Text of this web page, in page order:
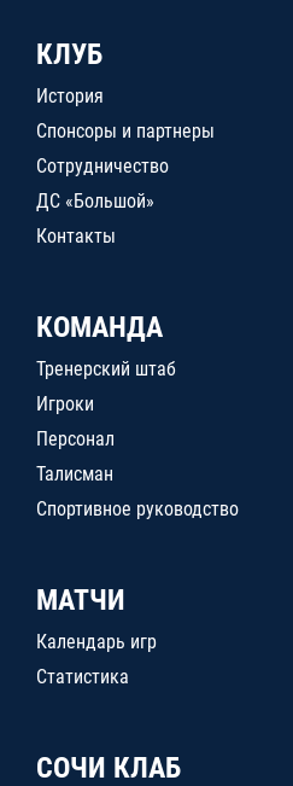
КЛУБ
История
Спонсоры и партнеры
Сотрудничество
ДС «Большой»
Контакты
КОМАНДА
Тренерский штаб
Игроки
Персонал
Талисман
Спортивное руководство
МАТЧИ
Календарь игр
Статистика
СОЧИ КЛАБ